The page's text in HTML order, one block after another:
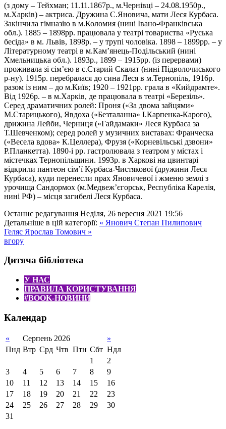
(з дому – Тейхман; 11.11.1867р., м.Чернівці – 24.08.1950р.,
м.Харків) – актриса. Дружина С.Яновича, мати Леся Курбаса.
Закінчила гімназію в м.Коломия (нині Івано-Франківська
обл.). 1885 – 1898рр. працювала у театрі товариства «Руська
бесіда» в м. Львів, 1898р. – у трупі чоловіка. 1898 – 1899рр. – у
Літературному театрі в м.Кам’янець-Подільський (нині
Хмельницька обл.). 1893р., 1899 – 1915рр. (із перервами)
проживала зі сім’єю в с.Старий Скалат (нині Підволочиського
р-ну). 1915р. перебралася до сина Леся в м.Тернопіль, 1916р.
разом із ним – до м.Київ; 1920 – 1921рр. грала в «Кийдрамте».
Від 1926р. – в м.Харків, де працювала в театрі «Березіль».
Серед драматичних ролей: Проня («За двома зайцями»
М.Старицького), Явдоха («Безталанна» І.Карпенка-Карого),
дрижина Лейби, Черниця («Гайдамаки» Леся Курбаса за
Т.Шевченком); серед ролей у музичних виставах: Франческа
(«Весела вдова» К.Целлера), Фрузя («Корневільські дзвони»
Р.Планкетта). 1890-і рр. гастролювала з театром у містах і
містечках Тернопільщини. 1993р. в Харкові на цвинтарі
відкрили пантеон сім’ї Курбаса-Чистякової (дружини Леся
Курбаса), куди перенесли прах Яновичевої і жменю землі з
урочища Сандормох (м.Медвеж’єгорськ, Республіка Карелія,
нині РФ) – місця загибелі Леся Курбаса.
Останнє редагування Неділя, 26 вересня 2021 19:56
Детальніше в цій категорії: « Янович Степан Пилипович
Геляс Ярослав Томович »
вгору
Дитяча бібліотека
У НАС
ПРАВИЛА КОРИСТУВАННЯ
#BOOK-НОВИНИ
Календар
« Серпень 2026
»
Пнд Втр Срд Чтв Птн Сбт Ндл
1
2
3
4 5 6 7 8
9
10
11 12 13 14 15
16
17
18 19 20 21 22
23
24
25 26 27 28 29
30
31